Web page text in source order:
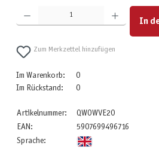
Produkt Anzahl: Gib den gewünschten Wert ein oder
In
Zum Merkzettel hinzufügen
Im Warenkorb:
0
Im Rückstand:
0
Artikelnummer:
QWOWVE20
EAN:
5907699496716
Sprache: